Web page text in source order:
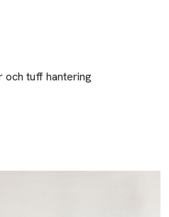
och tuff hantering